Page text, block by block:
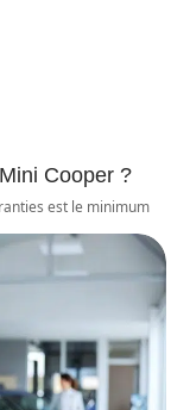
Cooper ?
est le minimum